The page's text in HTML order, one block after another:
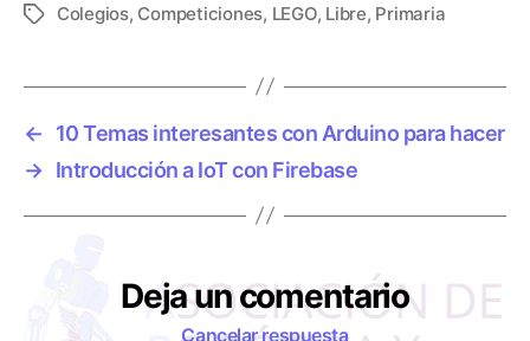
E
q
e
t
s
Colegios, Competiciones, LEGO, Libre, Primaria
←
10 Temas interesantes con Arduino para hacer
→ Introducción a IoT con Firebase
Deja un comentario
Cancelar respuesta